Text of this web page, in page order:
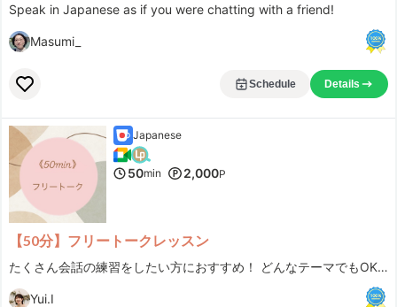
Speak in Japanese as if you were chatting with a friend!
Masumi_
Schedule Details
【50分】フリートークレッスン
たくさん会話の練習をしたい方におすすめ！ どんなテーマでもOKなので、楽しくお話ししましょう！
Japanese
50min 2,000P
Yui.I